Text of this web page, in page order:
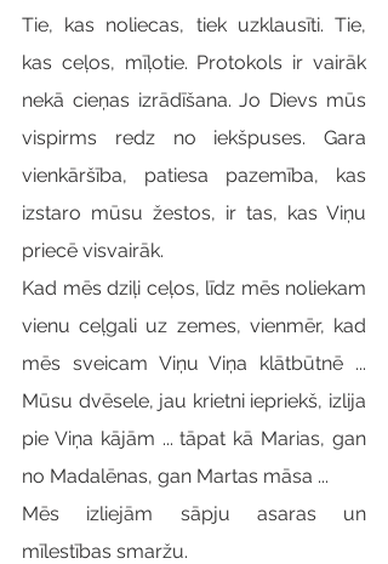
Tie, kas noliecas, tiek uzklausīti. Tie,
kas ceļos, mīļotie. Protokols ir vairāk
nekā cieņas izrādīšana. Jo Dievs mūs
vispirms redz no iekšpuses. Gara
vienkāršība, patiesa pazemība, kas
izstaro mūsu žestos, ir tas, kas Viņu
priecē visvairāk.
Kad mēs dziļi ceļos, līdz mēs noliekam
vienu ceļgali uz zemes, vienmēr, kad
mēs sveicam Viņu Viņa klātbūtnē ...
Mūsu dvēsele, jau krietni iepriekš, izlija
pie Viņa kājām ... tāpat kā Marias, gan
no Madalēnas, gan Martas māsa ...
Mēs izliejām sāpju asaras un
mīlestības smaržu.